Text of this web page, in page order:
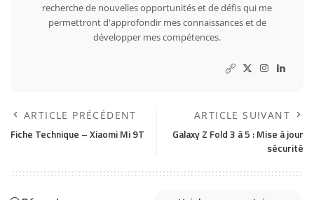
recherche de nouvelles opportunités et de défis qui me
permettront d'approfondir mes connaissances et de
développer mes compétences.
ARTICLE PRÉCÉDENT
Fiche Technique – Xiaomi Mi 9T
ARTICLE SUIVANT
Galaxy Z Fold 3 à 5 : Mise à jour
sécurité